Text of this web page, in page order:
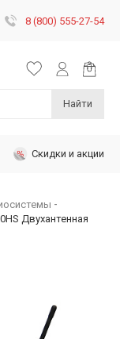
8 (800) 555-27-54
Найти
Скидки и акции
Двухантенная